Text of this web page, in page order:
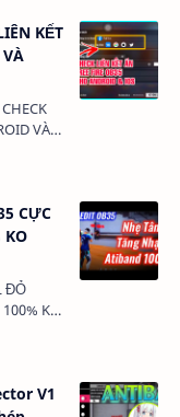
KẾT
VÀ
VÀ
CỰC
KO
KO
V1